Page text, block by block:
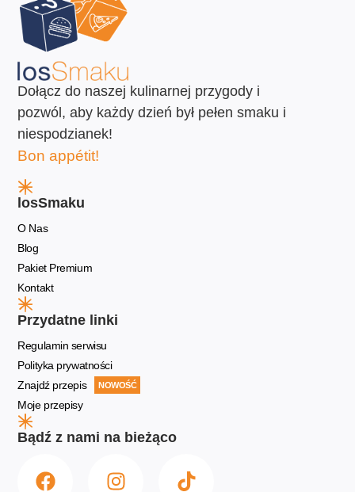
Dołącz do naszej kulinarnej przygody i
pozwól, aby każdy dzień był pełen smaku i
niespodzianek!
Bon appétit!
losSmaku
O Nas
Blog
Pakiet Premium
Kontakt
Przydatne linki
Regulamin serwisu
Polityka prywatności
Znajdź przepis
NOWOŚĆ
Moje przepisy
Bądź z nami na bieżąco